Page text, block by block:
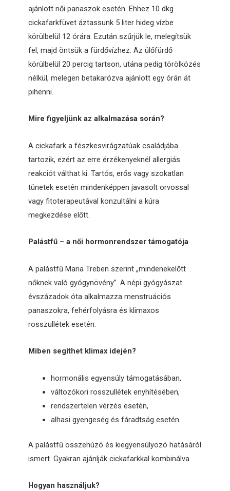
ajánlott női panaszok esetén. Ehhez 10 dkg
cickafarkfüvet áztassunk 5 liter hideg vízbe
körülbelül 12 órára. Ezután szűrjük le, melegítsük
fel, majd öntsük a fürdővízhez. Az ülőfürdő
körülbelül 20 percig tartson, utána pedig törölközés
nélkül, melegen betakarózva ajánlott egy órán át
pihenni.
Mire figyeljünk az alkalmazása során?
A cickafark a fészkesvirágzatúak családjába
tartozik, ezért az erre érzékenyeknél allergiás
reakciót válthat ki. Tartós, erős vagy szokatlan
tünetek esetén mindenképpen javasolt orvossal
vagy fitoterapeutával konzultálni a kúra
megkezdése előtt.
Palástfű – a női hormonrendszer támogatója
A palástfű Maria Treben szerint „mindenekelőtt
nőknek való gyógynövény”. A népi gyógyászat
évszázadok óta alkalmazza menstruációs
panaszokra, fehérfolyásra és klimaxos
rosszullétek esetén.
Miben segíthet klimax idején?
hormonális egyensúly támogatásában,
változókori rosszullétek enyhítésében,
rendszertelen vérzés esetén,
alhasi gyengeség és fáradtság esetén.
A palástfű összehúzó és kiegyensúlyozó hatásáról
ismert. Gyakran ajánlják cickafarkkal kombinálva.
Hogyan használjuk?